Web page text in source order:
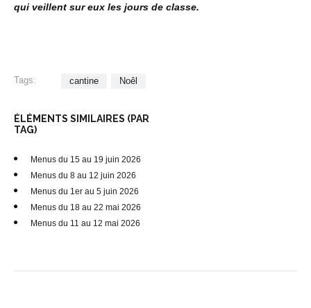
qui veillent sur eux les jours de classe.
Tags: cantine Noêl
ÉLÉMENTS SIMILAIRES (PAR
TAG)
Menus du 15 au 19 juin 2026
Menus du 8 au 12 juin 2026
Menus du 1er au 5 juin 2026
Menus du 18 au 22 mai 2026
Menus du 11 au 12 mai 2026